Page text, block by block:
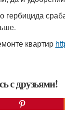
гербицида
квартир
с друзьями!